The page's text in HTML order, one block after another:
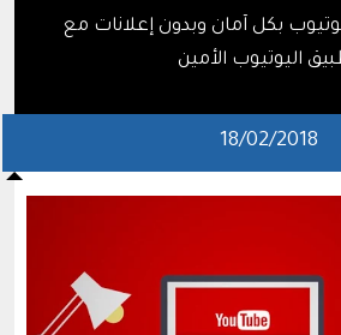
بكل آمان وبدون إعلانات مع
اليوتيوب الأمين
18/02/2018